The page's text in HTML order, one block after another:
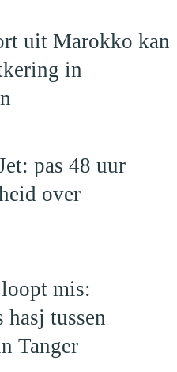
uit Marokko kan
in
pas 48 uur
over
mis:
hasj tussen
Tanger